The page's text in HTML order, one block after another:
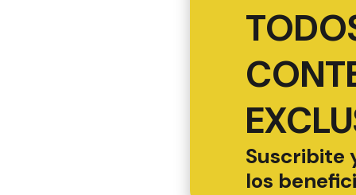
Suscribite
los